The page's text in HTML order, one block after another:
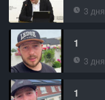
3
1
3
1